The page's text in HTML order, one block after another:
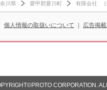
川県 愛甲郡愛川町 有限会社 ミ
個人情報の取扱いについて 広告掲
CORPORATION.